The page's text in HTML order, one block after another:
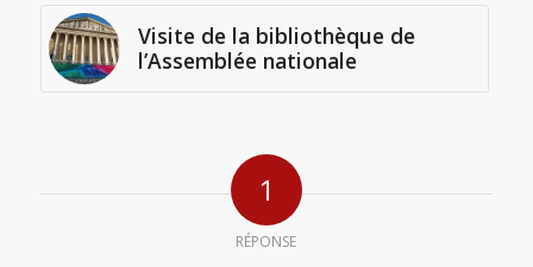
Visite de la bibliothèque de
l’Assemblée nationale
1
RÉPONSE